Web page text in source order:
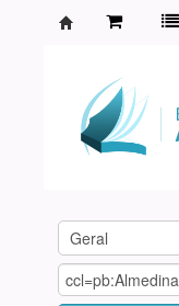
Agamenon
Magalhães